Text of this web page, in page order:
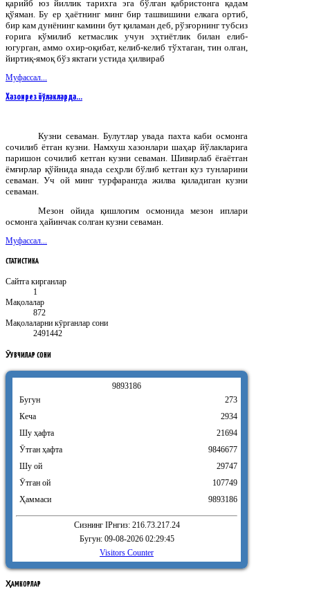
қарийб юз йиллик тарихга эга бўлган қабристонга қадам
қўяман. Бу ер ҳаётнинг минг бир ташвишини елкага ортиб,
бир кам дунёнинг камини бут қиламан деб, рўзғорнинг тубсиз
ғорига кўмилиб кетмаслик учун эҳтиётлик билан елиб-
югурган, аммо охир-оқибат, келиб-келиб тўхтаган, тин олган,
йиртиқ-ямоқ бўз яктаги устида ҳилвираб
Муфассал...
Хазонрез йўлакларда…
Кузни севаман. Булутлар увада пахта каби осмонга
сочилиб ётган кузни. Намхуш хазонлари шаҳар йўлакларига
паришон сочилиб кетган кузни севаман. Шивирлаб ёғаётган
ёмғирлар қўйнида янада сеҳрли бўлиб кетган куз тунларини
севаман. Уч ой минг турфарангда жилва қиладиган кузни
севаман.
Мезон ойида қишлоғим осмонида мезон иплари
осмонга ҳайинчак солган кузни севаман.
Муфассал...
СТАТИСТИКА
Сайтга кирганлар
1
Мақолалар
872
Мақолаларни кӯрганлар сони
2491442
ӮҚУВЧИЛАРСОНИ
9893186
Бугун
Кеча
Шу ҳафта
Ӯтган ҳафта
Шу ой
Ӯтган ой
Ҳаммаси
273
2934
21694
9846677
29747
107749
9893186
Сизнинг IPнгиз: 216.73.217.24
Бугун: 09-08-2026 02:29:45
Visitors Counter
ҲАМКОРЛАР